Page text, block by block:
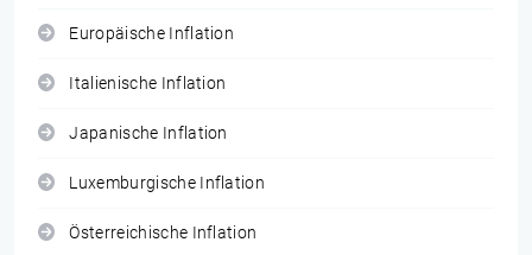
Europäische Inflation
Italienische Inflation
Japanische Inflation
Luxemburgische Inflation
Österreichische Inflation